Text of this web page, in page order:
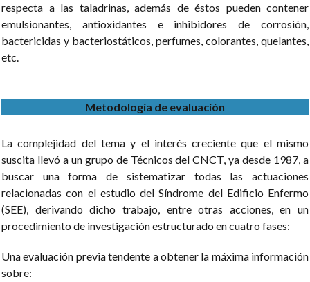
respecta a las taladrinas, además de éstos pueden contener
emulsionantes, antioxidantes e inhibidores de corrosión,
bactericidas y bacteriostáticos, perfumes, colorantes, quelantes,
etc.
Metodología de evaluación
La complejidad del tema y el interés creciente que el mismo
suscita llevó a un grupo de Técnicos del CNCT, ya desde 1987, a
buscar una forma de sistematizar todas las actuaciones
relacionadas con el estudio del Síndrome del Edificio Enfermo
(SEE), derivando dicho trabajo, entre otras acciones, en un
procedimiento de investigación estructurado en cuatro fases:
Una evaluación previa tendente a obtener la máxima información
sobre: